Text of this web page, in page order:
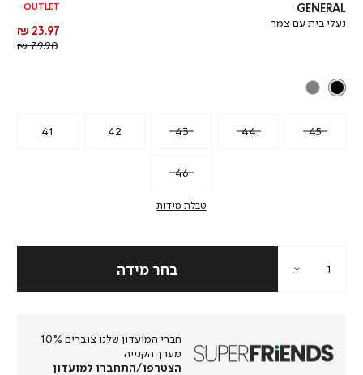
GENERAL
נעלי בית עם צמר
OUTLET
מחיר
מוצר
23.97 ₪
79.90 ₪
41 42 43 44 45
46
טבלת מידות
חברי המועדון שלנו צוברים 10%
מערך הקנייה
הצטרפו/התחברו למועדון